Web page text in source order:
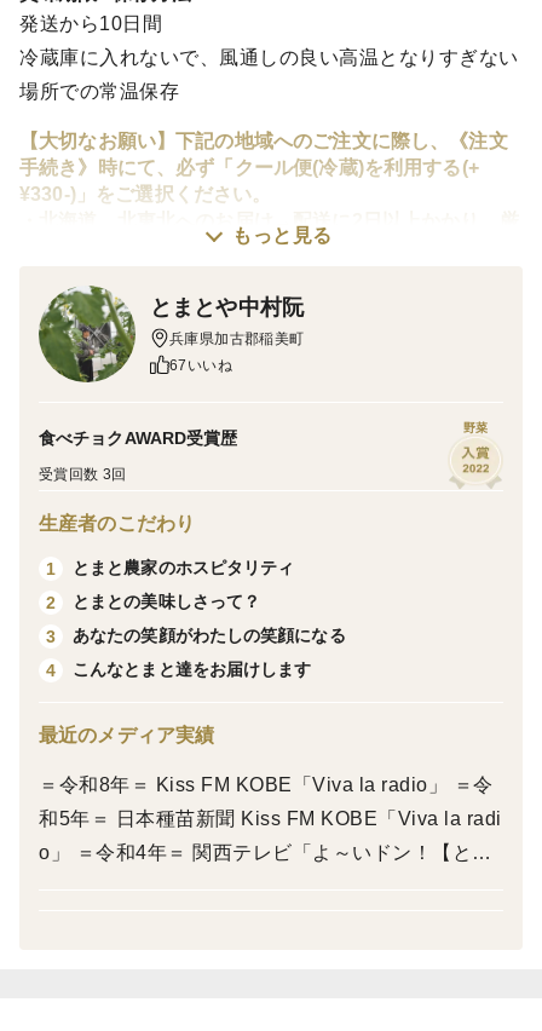
発送から10日間
冷蔵庫に入れないで、風通しの良い高温となりすぎない
場所での常温保存
【大切なお願い】下記の地域へのご注文に際し、《注文
手続き》時にて、必ず「クール便(冷蔵)を利用する(+
¥330-)」をご選択ください。
・北海道、北東北へのお届け→配送に2日以上かかり、厳
寒期においては、トマトが凍結する恐れがあります
機を利用するため、寒暖差が激しく、トマトが劣化する
恐れがあります
ぜいたくトマト《極み》
ご存知のように(笑)、ぜいたくトマトは美味い！ 抜群に
美味い！トマトではありますが... トマトが旬！を迎えた
まとや中村阮」的に基準に達した高糖度のぜいたくトマ
トを【ぜいたくトマト《極み》】としてお届けさせてい
ただきます。
では、ご参考までに... 全国トマト選手権において審査に
を抜粋して、【ぜいたくトマト《極み》】の魅力お伝え
もっと見る
とまとや中村阮
兵庫県加古郡稲美町
67いいね
食べチョクAWARD受賞歴
受賞回数 3回
野菜
生産者のこだわり
1
とまと農家のホスピタリティ
2
とまとの美味しさって？
3
あなたの笑顔がわたしの笑顔になる
4
こんなとまと達をお届けします
最近のメディア実績
＝令和8年＝ Kiss FM KOBE「Viva la radio」 ＝令
和5年＝ 日本種苗新聞 Kiss FM KOBE「Viva la radi
o」 ＝令和4年＝ 関西テレビ「よ～いドン！【とな